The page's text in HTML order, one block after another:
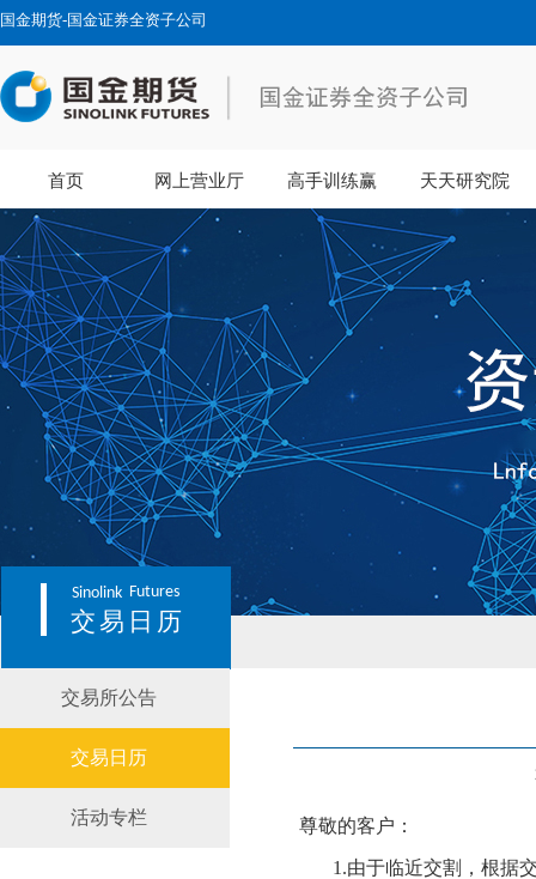
国金期货-国金证券全资子公司
首页 网上营业厅 高手训练赢 天天研究院
Sinolink Futures
交易日历
交易所公告
交易日历
活动专栏 尊敬的客户：
1.由于临近交割，根据